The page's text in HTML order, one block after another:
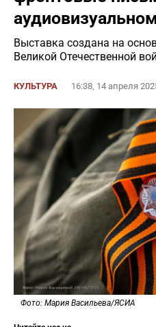
Выставка создана на
Великой Отечественной
КУЛЬТУРА 16:38, 14 апреля
Фото: Мария Васильева/ЯСИА